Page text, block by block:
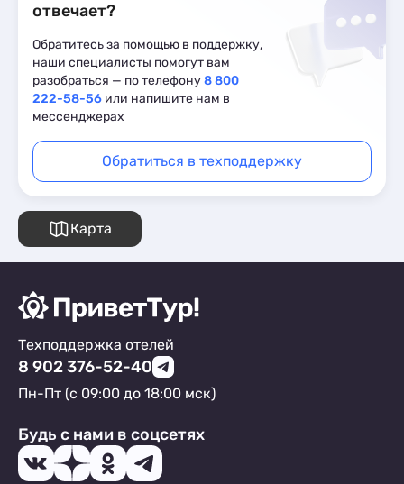
отвечает?
Обратитесь за помощью в поддержку,
наши специалисты помогут вам
разобраться — по телефону8 800
222-58-56 или напишите нам в
мессенджерах
Обратиться в техподдержку
Карта
Техподдержка отелей
8 902 376-52-40
Пн-Пт (с 09:00 до 18:00 мск)
Будь с нами в соцсетях